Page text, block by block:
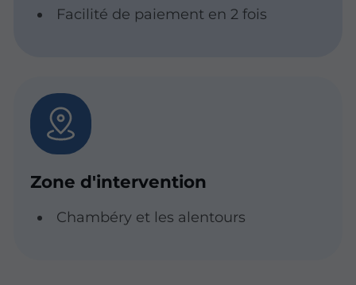
Facilité de paiement en 2 fois
Zone d'intervention
Chambéry et les alentours